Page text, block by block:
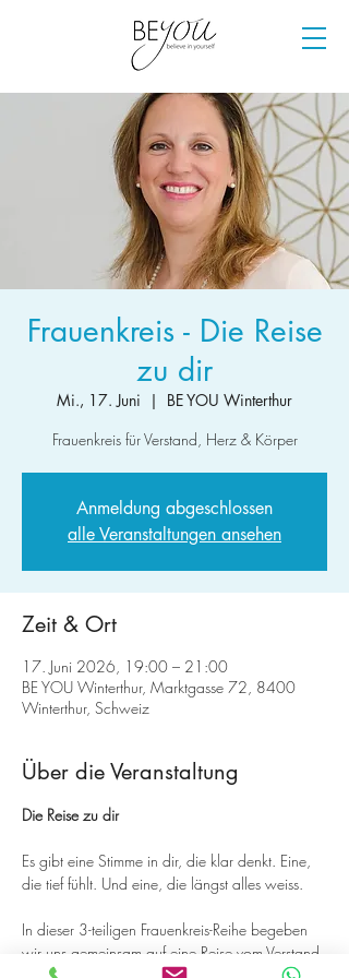
Frauenkreis - Die Reise
zu dir
Mi., 17. Juni
  |
BE YOU Winterthur
Frauenkreis für Verstand, Herz & Körper
Anmeldung abgeschlossen
alle Veranstaltungen ansehen
Zeit & Ort
17. Juni 2026, 19:00 – 21:00
BE YOU Winterthur, Marktgasse 72, 8400
Winterthur, Schweiz
Über die Veranstaltung
Die Reise zu dir
Es gibt eine Stimme in dir, die klar denkt. Eine,
die tief fühlt. Und eine, die längst alles weiss.
In dieser 3-teiligen Frauenkreis-Reihe begeben
wir uns gemeinsam auf eine Reise vom Verstand